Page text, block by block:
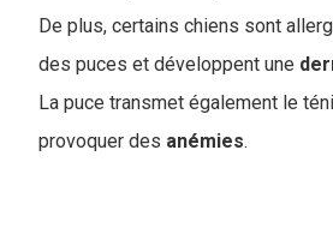
De plus, certains chiens sont
des puces et développent une
La puce transmet également le
provoquer des anémies.